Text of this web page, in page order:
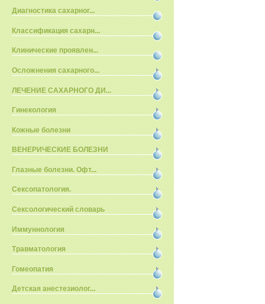
Диагностика сахарног...
Классификация сахарн...
Клинические проявлен...
Осложнения сахарного...
ЛЕЧЕНИЕ САХАРНОГО ДИ...
Гинекология
Кожные болезни
ВЕНЕРИЧЕСКИЕ БОЛЕЗНИ
Глазные болезни. Офт...
Сексопатология.
Сексологический словарь
Иммуннология
Травматология
Гомеопатия
Детская анестезиолог...